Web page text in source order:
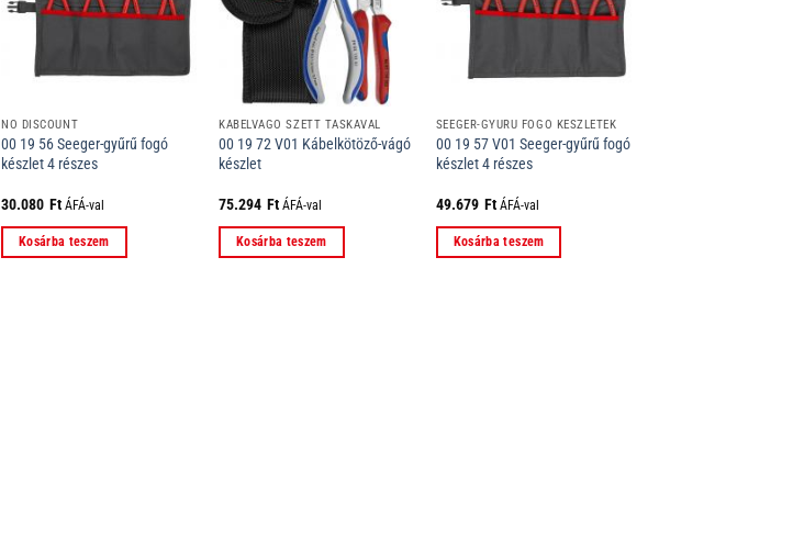
NO DISCOUNT
00 19 56 Seeger-gyűrű fogó
készlet 4 részes
30.080 Ft ÁFÁ-val
Kosárba teszem
KÁBELVÁGÓ SZETT TÁSKÁVAL
00 19 72 V01 Kábelkötöző-vágó
készlet
75.294 Ft ÁFÁ-val
Kosárba teszem
SEEGER-GYŰRŰ FOGÓ KÉSZLETEK
00 19 57 V01 Seeger-gyűrű fogó
készlet 4 részes
49.679 Ft ÁFÁ-val
Kosárba teszem